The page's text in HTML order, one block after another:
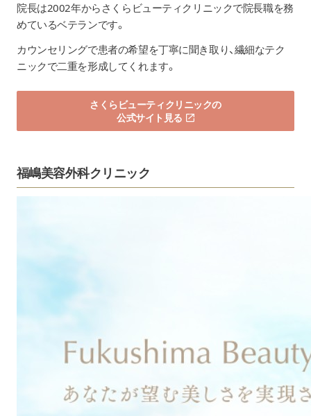
院長は2002年からさくらビューティクリニックで院長職を務
めているベテランです。
カウンセリングで患者の希望を丁寧に聞き取り、繊細なテク
ニックで二重を形成してくれます。
さくらビューティクリニックの
公式サイト見る
福嶋美容外科クリニック